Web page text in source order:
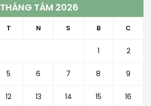
THÁNG TÁM 2026
T N S B C
1 2
5 6 7 8 9
12 13 14 15 16